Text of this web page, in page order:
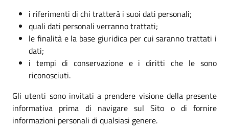
i riferimenti di chi tratterà i suoi dati personali;
quali dati personali verranno trattati;
le finalità e la base giuridica per cui saranno trattati i
dati;
i tempi di conservazione e i diritti che le sono
riconosciuti.
Gli utenti sono invitati a prendere visione della presente
informativa prima di navigare sul Sito o di fornire
informazioni personali di qualsiasi genere.